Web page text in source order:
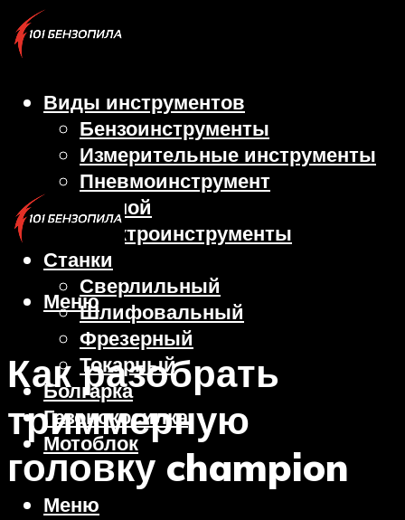
Виды инструментов
Бензоинструменты
Измерительные инструменты
Пневмоинструмент
Ручной
Электроинструменты
Станки
Сверлильный
Шлифовальный
Фрезерный
Токарный
Болгарка
Газонокосилка
Мотоблок
Меню
Меню
Как разобрать
триммерную
головку champion